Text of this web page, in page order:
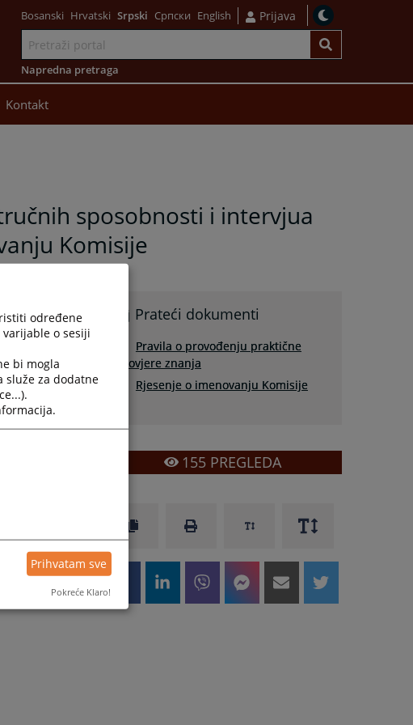
Bosanski Hrvatski Srpski Српски English Prijava
Napredna pretraga
Kontakt
sposobnosti i intervjua
Komisije
za
125
broj:
u
Prateći dokumenti
Pravila o provođenju praktične
provjere znanja
Rjesenje o imenovanju Komisije
155PREGLEDA
određene
o sesiji
bi mogla
služe za dodatne
Prihvatam sve
Pokreće Klaro!